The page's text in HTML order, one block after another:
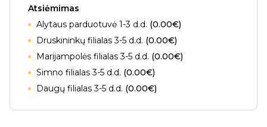
Atsiėmimas
Alytaus parduotuvė 1-3 d.d. (0.00€)
Druskininkų filialas 3-5 d.d. (0.00€)
Marijampolės filialas 3-5 d.d. (0.00€)
Simno filialas 3-5 d.d. (0.00€)
Daugų filialas 3-5 d.d. (0.00€)